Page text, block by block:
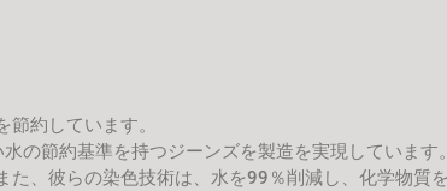
節約しています。
の節約基準を持つジーンズを製造を実現しています。
、彼らの染色技術は、水を99％削減し、化学物質